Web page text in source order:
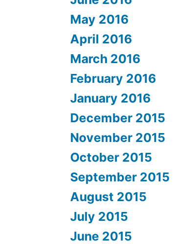
May 2016
April 2016
March 2016
February 2016
January 2016
December 2015
November 2015
October 2015
September 2015
August 2015
July 2015
June 2015